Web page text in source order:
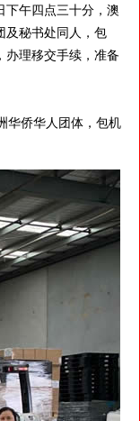
午四点三十分，澳
及秘书处同人，包
办理移交手续，准备
华侨华人团体，包机